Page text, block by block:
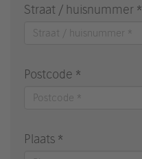
Straat / huisnummer *
Postcode *
Plaats *